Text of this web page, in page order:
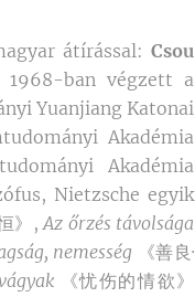
átírással:Csou
1968-ban végzett a
Yuanjiang Katonai
Akadémia
Akadémia
Nietzsche egyik
》,Az őrzés távolsága
nemesség
《善良·
《忧伤的情欲》